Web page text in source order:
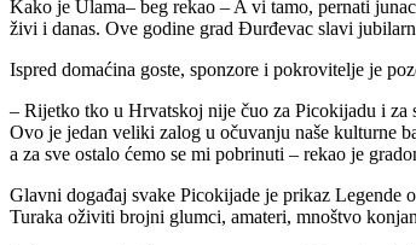
Kako je Ulama– beg rekao – A vi tamo, pernati
živi i danas. Ove godine grad Đurđevac slavi
Ispred domaćina goste, sponzore i pokrovitelje je
– Rijetko tko u Hrvatskoj nije čuo za Picokijadu i za
Ovo je jedan veliki zalog u očuvanju naše kulturne
a za sve ostalo ćemo se mi pobrinuti – rekao je
Glavni događaj svake Picokijade je prikaz
Turaka oživiti brojni glumci, amateri, mnoštvo